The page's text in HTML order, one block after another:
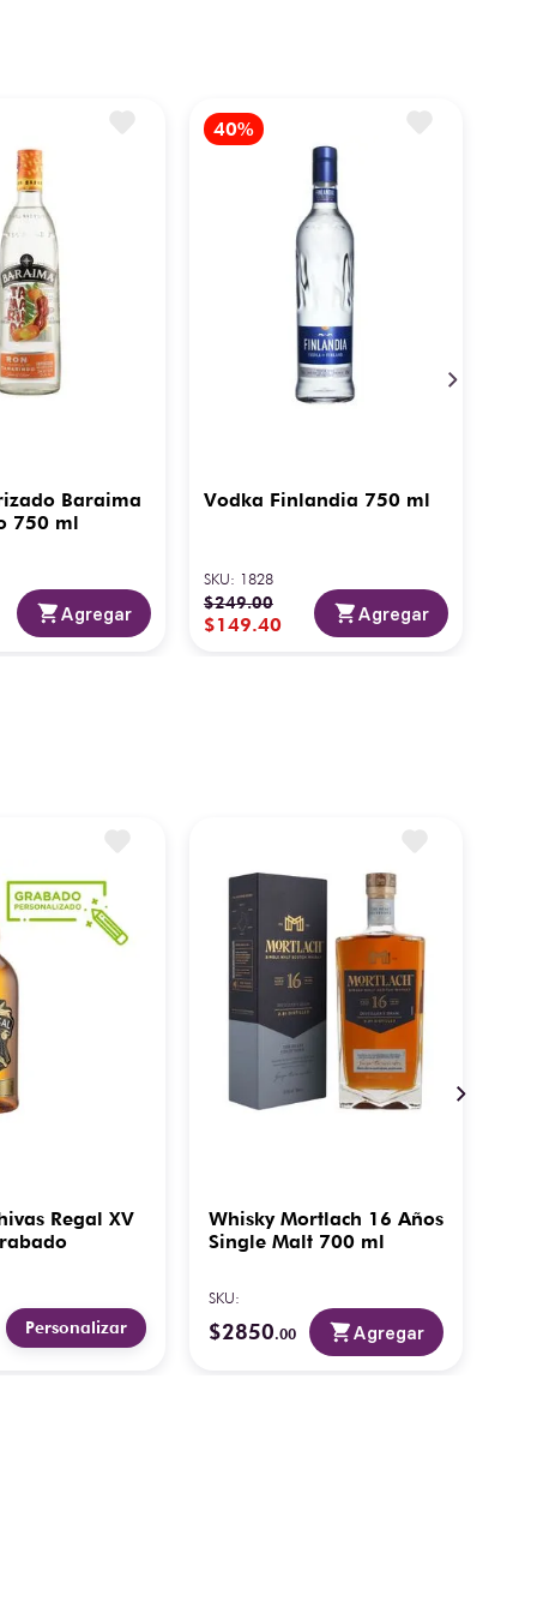
Baraima
750 ml
Agregar
Vodka Finlandia 750 ml
SKU: 1828
$249.00
$149.40 Agregar
Regal XV
Personalizar
Whisky Mortlach 16 Años
Single Malt 700 ml
SKU:
$2850.00 Agregar